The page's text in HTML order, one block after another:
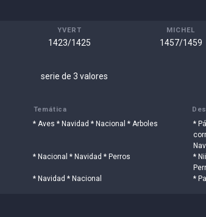
YVERT
1423/1425
MICHEL
1457/1459
serie de 3 valores
Temática
* Aves * Navidad * Nacional * Arboles
*
* Nacional * Navidad * Perros
*
* Navidad * Nacional *